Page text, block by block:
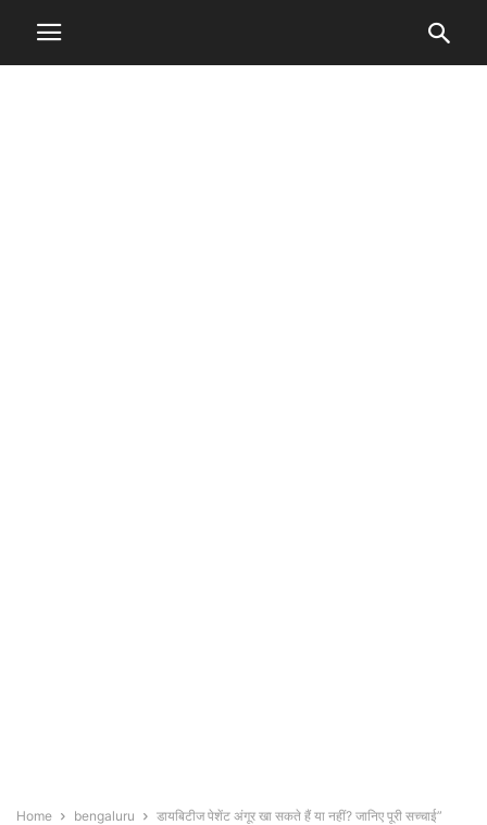
Home bengaluru डायबिटीज पेशेंट अंगूर खा सकते हैं या नहीं? जानिए पूरी सच्चाई”